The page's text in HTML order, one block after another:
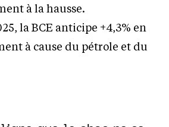
à la hausse.
la BCE anticipe +4,3% en
à cause du pétrole et du